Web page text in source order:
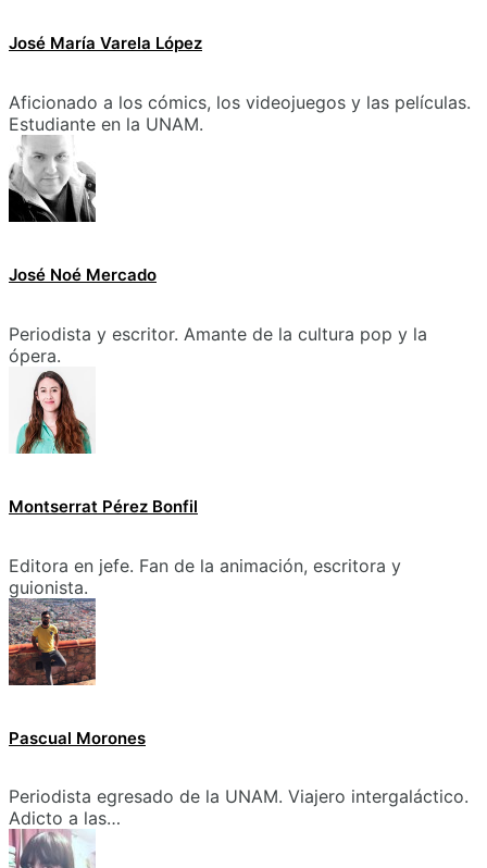
José María Varela López
Aficionado a los cómics, los videojuegos y las películas.
Estudiante en la UNAM.
José Noé Mercado
Periodista y escritor. Amante de la cultura pop y la
ópera.
Montserrat Pérez Bonfil
Editora en jefe. Fan de la animación, escritora y
guionista.
Pascual Morones
Periodista egresado de la UNAM. Viajero intergaláctico.
Adicto a las…